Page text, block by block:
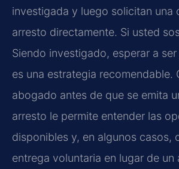
investigada y luego solicitan una
arresto directamente. Si usted
Siendo investigado, esperar a
es una estrategia recomendable.
abogado antes de que se emita
arresto le permite entender las
disponibles y, en algunos casos,
entrega voluntaria en lugar de un